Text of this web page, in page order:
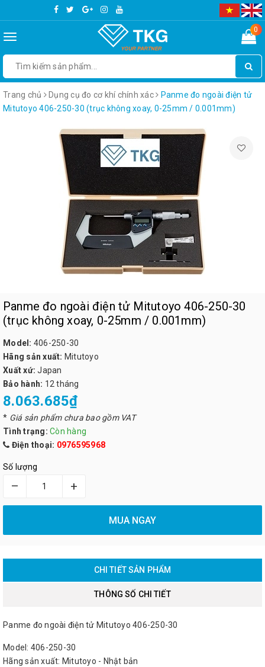
Toggle
0
Trang chủ Dụng cụ đo cơ khí chính xác
Panme đo ngoài điện tử
Mitutoyo 406-250-30 (trục không xoay, 0-25mm / 0.001mm)
Panme đo ngoài điện tử Mitutoyo 406-250-30
(trục không xoay, 0-25mm / 0.001mm)
Model: 406-250-30
Hãng sản xuất: Mitutoyo
Xuất xứ: Japan
Bảo hành: 12 tháng
8.063.685₫
* Giá sản phẩm chưa bao gồm VAT
Tình trạng: Còn hàng
Điện thoại: 0976595968
Số lượng
– +
MUA NGAY
CHI TIẾT SẢN PHẨM
THÔNG SỐ CHI TIẾT
Panme đo ngoài điện tử Mitutoyo 406-250-30
Model: 406-250-30
Hãng sản xuất: Mitutoyo - Nhật bản